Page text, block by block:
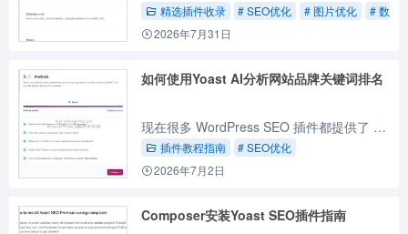
精选插件收录 # SEO优化 # 图片优化
# 数据
2026年7月31日
如何使用Yoast AI分析网站品牌关键词排名
现在很多 WordPress SEO 插件都提供了 AI 工具，可以了解你的网站品牌关键词在 AI 回答中的排名和方式，从而针对性优化 GEO，本文就来介绍下如何使用 Yoast AI 的 Brand...
插件教程指南
# SEO优化
2026年7月2日
Composer安装Yoast SEO插件指南